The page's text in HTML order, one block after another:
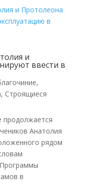
и
ввести в
,
, Строящиеся
продолжается
Анатолия
рядом
в